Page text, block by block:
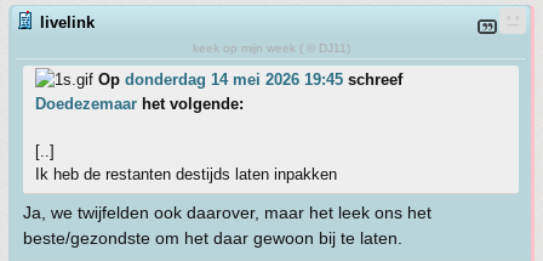
livelink
keek op mijn week ( © DJ11)
Op donderdag 14 mei 2026 19:45 schreef
Doedezemaar het volgende:
[..]
Ik heb de restanten destijds laten inpakken
Ja, we twijfelden ook daarover, maar het leek ons het
beste/gezondste om het daar gewoon bij te laten.